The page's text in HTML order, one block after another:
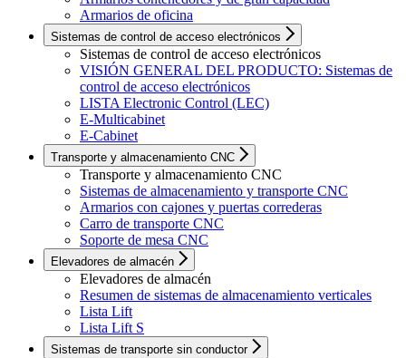
Armarios de oficina
Sistemas de control de acceso electrónicos
Sistemas de control de acceso electrónicos
VISIÓN GENERAL DEL PRODUCTO: Sistemas de
control de acceso electrónicos
LISTA Electronic Control (LEC)
E-Multicabinet
E-Cabinet
Transporte y almacenamiento CNC
Transporte y almacenamiento CNC
Sistemas de almacenamiento y transporte CNC
Armarios con cajones y puertas correderas
Carro de transporte CNC
Soporte de mesa CNC
Elevadores de almacén
Elevadores de almacén
Resumen de sistemas de almacenamiento verticales
Lista Lift
Lista Lift S
Sistemas de transporte sin conductor